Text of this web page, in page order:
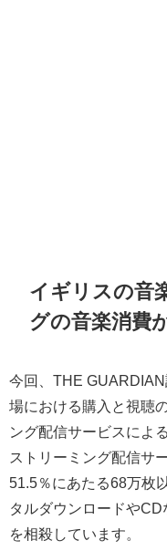
イギリスの音
グの音楽消費
今回、THE
場における購入と視聴
ング配信サービスによ
ストリーミング配信サ
51.5％にあたる68万枚
タルダウンロードや
を相殺しています。